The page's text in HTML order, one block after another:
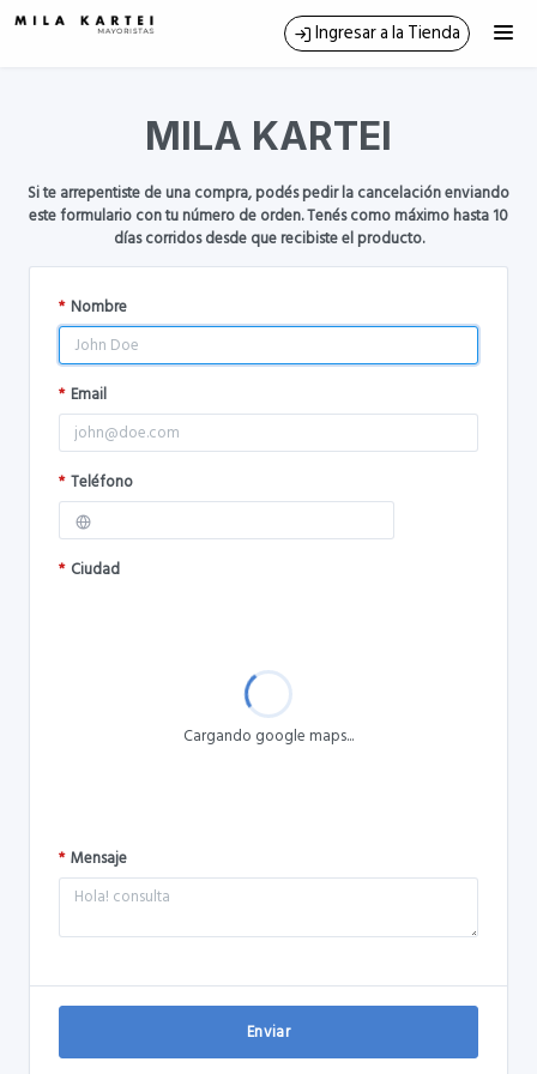
Distribuidores
Ingresar a la Tienda
MILA KARTEI
Si te arrepentiste de una compra, podés pedir la cancelación enviando
este formulario con tu número de orden. Tenés como máximo hasta 10
días corridos desde que recibiste el producto.
* Nombre
* Email
* Teléfono
* Ciudad
Cargando google maps...
* Mensaje
Enviar